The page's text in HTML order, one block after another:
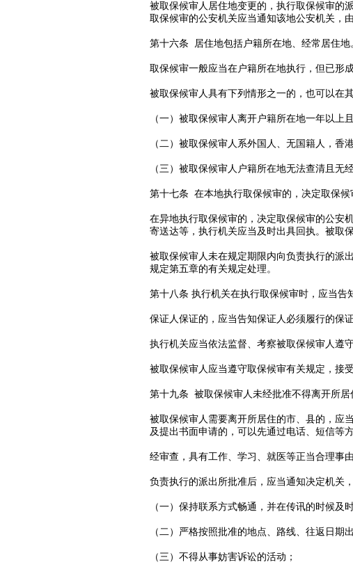
被取保候审人居住地变更的，执行取保候审的
取保候审的公安机关应当通知该地公安机关，
第十六条 居住地包括户籍所在地、经常居住地
取保候审一般应当在户籍所在地执行，但已形
被取保候审人具有下列情形之一的，也可以在
（一）被取保候审人离开户籍所在地一年以上
（二）被取保候审人系外国人、无国籍人，香
（三）被取保候审人户籍所在地无法查清且无
第十七条 在本地执行取保候审的，决定取保候
在异地执行取保候审的，决定取保候审的公安
寄送达等，执行机关应当及时出具回执。被取
被取保候审人未在规定期限内向负责执行的派
规定第五章的有关规定处理。
第十八条 执行机关在执行取保候审时，应当告
保证人保证的，应当告知保证人必须履行的保
执行机关应当依法监督、考察被取保候审人遵
被取保候审人应当遵守取保候审有关规定，接
第十九条 被取保候审人未经批准不得离开所居
被取保候审人需要离开所居住的市、县的，应
及提出书面申请的，可以先通过电话、短信等
经审查，具有工作、学习、就医等正当合理事
负责执行的派出所批准后，应当通知决定机关
（一）保持联系方式畅通，并在传讯的时候及
（二）严格按照批准的地点、路线、往返日期出
（三）不得从事妨害诉讼的活动；